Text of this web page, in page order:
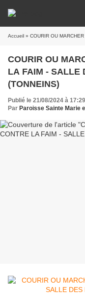
Accueil » COURIR OU MARCHER
COURIR OU
LA FAIM - SALLE
(TONNEINS)
Publié le 21/08/2024 à 17:29
Par Paroisse Sainte Marie